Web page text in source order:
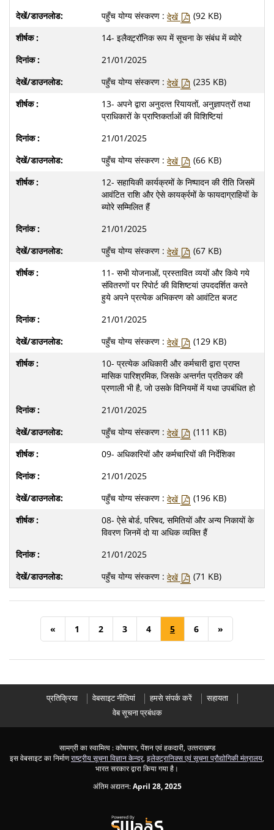
पहुँच योग्य संस्करण : देखें
(92 KB)
14- इलैक्‍ट़्रॉनिक रूप में सूचना के संबंध में ब्‍योरे
21/01/2025
पहुँच योग्य संस्करण : देखें
(235 KB)
13- अपने द्वारा अनुदत्‍त रियायतों, अनुज्ञापत्रों तथा
प्राधिकारों के प्राप्तिकर्ताओं की विशिष्टियां
21/01/2025
पहुँच योग्य संस्करण : देखें
(66 KB)
12- सहायिकी कार्यक्रमों के निष्‍पादन की रीति जिसमें
आवंटित राशि और ऐसे कायर्क्रमों के फायदाग्राहियों के
ब्‍योरे सम्मिलित हैं
21/01/2025
पहुँच योग्य संस्करण : देखें
(67 KB)
11- सभी योजनाओं, प्रस्‍तावित व्‍ययों और किये गये
संवितरणों पर रिपोर्ट की विशिष्टयां उपददर्शित करते
हुये अपने प्रत्‍येक अभि‍करण को आवं‍टित बजट
21/01/2025
पहुँच योग्य संस्करण : देखें
(129 KB)
10- प्रत्‍येक अधिकारी और कर्मचारी द्वारा प्राप्‍त
मासिक पारिश्रमिक, जिसके अन्‍तर्गत प्रतिकर की
प्रणाली भी है, जो उसके विनियमों में यथा उपबंधित हो
21/01/2025
पहुँच योग्य संस्करण : देखें
(111 KB)
09- अधिकारियों और कर्मचारियों की निर्देशिका
21/01/2025
पहुँच योग्य संस्करण : देखें
(196 KB)
08- ऐसे बोर्ड, परिषद, समितियों और अन्‍य निकायों के
विवरण जिनमें दो या अधिक व्‍यक्ति हैं
21/01/2025
पहुँच योग्य संस्करण : देखें (71 KB)
« 1 2 3 4 5 6 »
प्रतिक्रिया वेबसाइट नीतियां हमसे संपर्क करें
सहायता
वेब सूचना प्रबंधक
सामग्री का स्वामित्व : कोषागार, पेंशन एवं हकदारी, उत्‍तराखण्‍ड
इस वेबसाइट का निर्माणराष्ट्रीय सूचना विज्ञान केन्द्र, इलेक्ट्रानिक्स एवं सूचना प्रौद्योगिकी मंत्रालय
भारत सरकार द्वारा किया गया है।
अंतिम अद्यतन:April 28, 2025